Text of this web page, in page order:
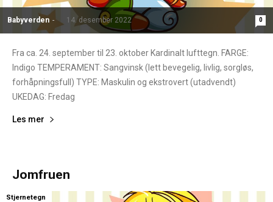
Babyverden - 14. desember 2022 0
Fra ca. 24. september til 23. oktober Kardinalt lufttegn. FARGE:
Indigo TEMPERAMENT: Sangvinsk (lett bevegelig, livlig, sorgløs,
forhåpningsfull) TYPE: Maskulin og ekstrovert (utadvendt)
UKEDAG: Fredag
Les mer
Jomfruen
Stjernetegn